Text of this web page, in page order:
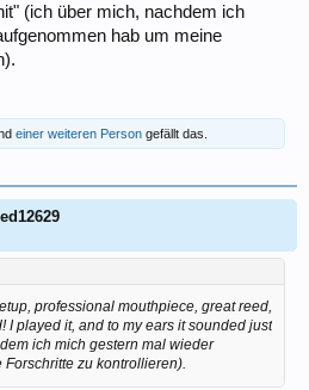
(ich über mich, nachdem ich
hab um meine
einer weiteren Person gefällt das.
professional mouthpiece, great reed,
I played it, and to my ears it sounded just
ich mich gestern mal wieder
zu kontrollieren).